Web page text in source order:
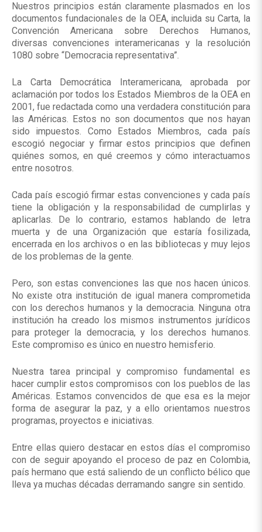
Nuestros principios están claramente plasmados en los
documentos fundacionales de la OEA, incluida su Carta, la
Convención Americana sobre Derechos Humanos,
diversas convenciones interamericanas y la resolución
1080 sobre “Democracia representativa”.
La Carta Democrática Interamericana, aprobada por
aclamación por todos los Estados Miembros de la OEA en
2001, fue redactada como una verdadera constitución para
las Américas. Estos no son documentos que nos hayan
sido impuestos. Como Estados Miembros, cada país
escogió negociar y firmar estos principios que definen
quiénes somos, en qué creemos y cómo interactuamos
entre nosotros.
Cada país escogió firmar estas convenciones y cada país
tiene la obligación y la responsabilidad de cumplirlas y
aplicarlas. De lo contrario, estamos hablando de letra
muerta y de una Organización que estaría fosilizada,
encerrada en los archivos o en las bibliotecas y muy lejos
de los problemas de la gente.
Pero, son estas convenciones las que nos hacen únicos.
No existe otra institución de igual manera comprometida
con los derechos humanos y la democracia. Ninguna otra
institución ha creado los mismos instrumentos jurídicos
para proteger la democracia, y los derechos humanos.
Este compromiso es único en nuestro hemisferio.
Nuestra tarea principal y compromiso fundamental es
hacer cumplir estos compromisos con los pueblos de las
Américas. Estamos convencidos de que esa es la mejor
forma de asegurar la paz, y a ello orientamos nuestros
programas, proyectos e iniciativas.
Entre ellas quiero destacar en estos días el compromiso
con de seguir apoyando el proceso de paz en Colombia,
país hermano que está saliendo de un conflicto bélico que
lleva ya muchas décadas derramando sangre sin sentido.